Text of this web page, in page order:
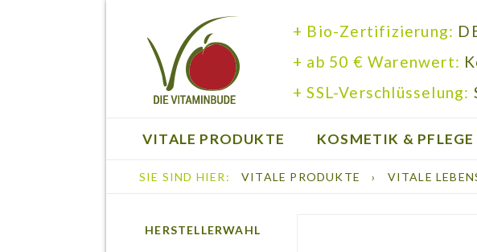
+ Bio-Zertifizierung:
+ ab 50 € Warenwert:
+ SSL-Verschlüsselung:
VITALE PRODUKTE KOSMETIK & PFLEGE
BÜCHER
SIE SIND HIER: VITALE PRODUKTE › VITALE
HERSTELLERWAHL